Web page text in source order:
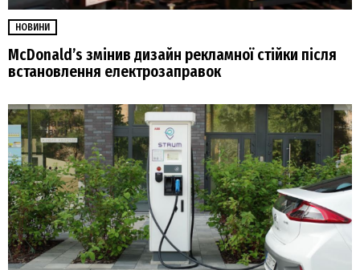
НОВИНИ
McDonald’s змінив дизайн рекламної стійки після
встановлення електрозаправок